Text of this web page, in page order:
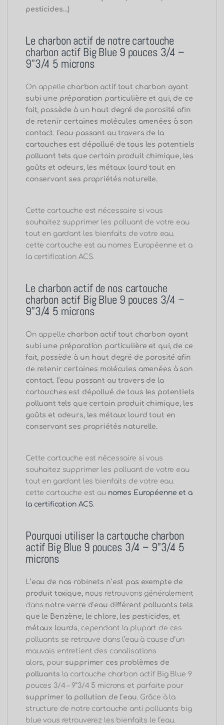
pesticides…)
Le charbon actif de notre cartouche
charbon actif Big Blue 9 pouces 3/4 –
9”3/4 5 microns
On appelle charbon actif tout charbon ayant
subi une préparation particulière et qui, de ce
fait, possède à un haut degré de porosité afin
de retenir certaines molécules amenées à son
contact. l’eau passant au travers de la
cartouches est dépollué de tous les potentiels
polluant tels que certain produit chimique, les
goûts et odeurs, les métaux lourd tout en
conservant ses propriétés naturelle.
Cette cartouche est nécessaire si vous
souhaitez supprimer les polluant de votre eau
tout en gardant les bienfaits de votre eau.
cette cartouche est au nomes Européenne et a
la certification ACS.
Le charbon actif de nos cartouche
charbon actif Big Blue 9 pouces 3/4 –
9”3/4 5 microns
On appelle charbon actif tout charbon ayant
subi une préparation particulière et qui, de ce
fait, possède à un haut degré de porosité afin
de retenir certaines molécules amenées à son
contact. l’eau passant au travers de la
cartouches est dépollué de tous les potentiels
polluant tels que certain produit chimique, les
goûts et odeurs, les métaux lourd tout en
conservant ses propriétés naturelle.
Cette cartouche est nécessaire si vous
souhaitez supprimer les polluant de votre eau
tout en gardant les bienfaits de votre eau.
cette cartouche est au nomes Européenne et a
la certification ACS.
Pourquoi utiliser la cartouche charbon
actif Big Blue 9 pouces 3/4 – 9”3/4 5
microns
L’eau de nos robinets n’est pas exempte de
produit toxique, nous retrouvons généralement
dans notre verre d’eau différent polluants tels
que le Benzène, le chlore, les pesticides, et
métaux lourds, cependant la plupart de ces
polluants se retrouve dans l’eau à cause d’un
mauvais entretient des canalisations
alors, pour supprimer ces problèmes de
polluants la cartouche charbon actif Big Blue 9
pouces 3/4 – 9”3/4 5 microns et parfaite pour
supprimer la pollution de l’eau. Grâce à la
structure de notre cartouche anti polluants big
blue vous retrouverez les bienfaits le l’eau.